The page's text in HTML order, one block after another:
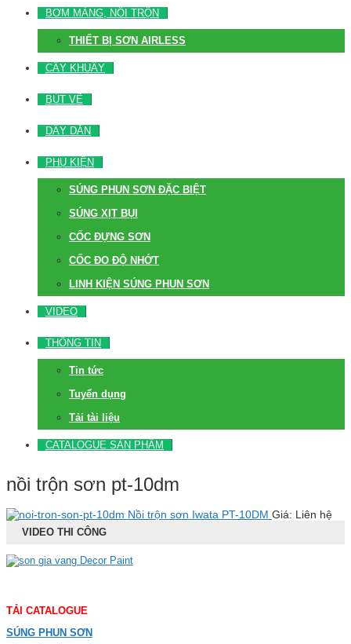
BƠM MÀNG, NỒI TRỘN
THIẾT BỊ SƠN AIRLESS
CÂY KHUẤY
BÚT VẼ
DÂY DẪN
PHỤ KIỆN
SÚNG PHUN SƠN ĐẶC BIỆT
SÚNG XỊT BỤI
CỐC ĐỰNG SƠN
CỐC ĐO ĐỘ NHỚT
LINH KIỆN SÚNG PHUN SƠN
VIDEO
THÔNG TIN
Tin tức
Tuyển dụng
Tải tài liệu
CATALOGUE SẢN PHẨM
nồi trộn sơn pt-10dm
Nồi trộn sơn Iwata PT-10DM Giá: Liên hệ
VIDEO THI CÔNG
TẢI CATALOGUE
SÚNG PHUN SƠN